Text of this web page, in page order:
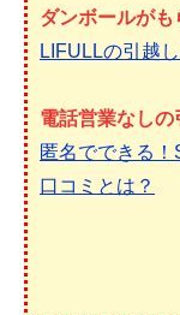
ダンボールが
LIFULLの引越
電話営業なし
匿名でできる
口コミとは？